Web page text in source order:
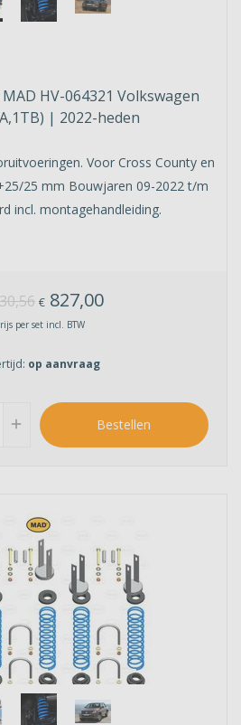
HV-064321 Volkswagen
| 2022-heden
Voor Cross County en
25 mm Bouwjaren 09-2022 t/m
incl. montagehandleiding.
€ 827,00
per set incl. BTW
op aanvraag
add Bestellen